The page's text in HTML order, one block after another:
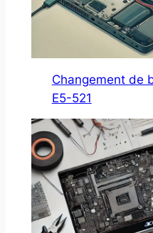
Changement de
E5-521